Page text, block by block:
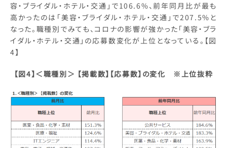
容・ブライダル・ホテル・交通」で106.6%、前年同月比が最も
高かったのは「美容・ブライダル・ホテル・交通」で207.5%と
なった。職種別でみても、コロナの影響が強かった「美容・ブラ
イダル・ホテル・交通」の応募数変化が上位となっている。【図
4】
【図4】＜職種別＞ 【掲載数】【応募数】の変化 ※上位抜粋